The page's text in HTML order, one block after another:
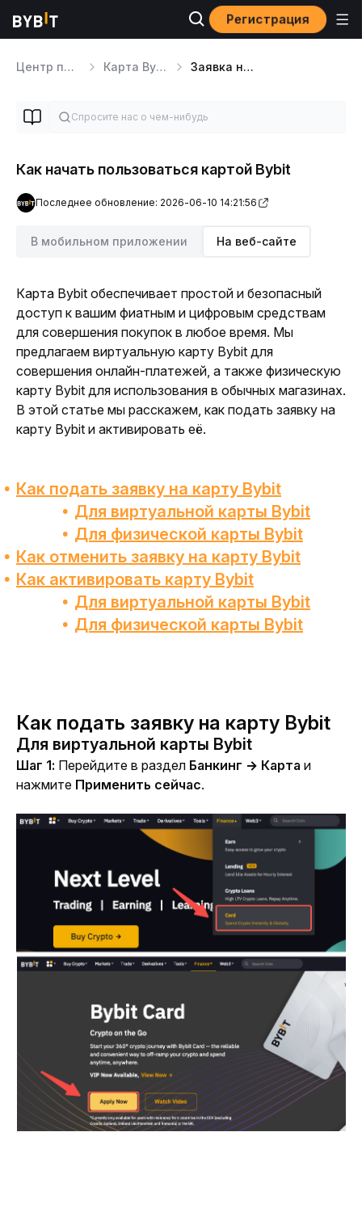
Регистрация
Центр помощи Карта Bybit Заявка на получение карты Bybit
Как начать пользоваться картой Bybit
Последнее обновление: 2026-06-10 14:21:56
В мобильном приложении На веб-сайте
Карта Bybit обеспечивает простой и безопасный
доступ к вашим фиатным и цифровым средствам
для совершения покупок в любое время. Мы
предлагаем виртуальную карту Bybit для
совершения онлайн-платежей, а также физическую
карту Bybit для использования в обычных магазинах.
В этой статье мы расскажем, как подать заявку на
карту Bybit и активировать её.
Как подать заявку на карту Bybit
Для виртуальной карты Bybit
Для физической карты Bybit
Как отменить заявку на карту Bybit
Как активировать карту Bybit
Для виртуальной карты Bybit
Для физической карты Bybit
Как подать заявку на карту Bybit
Для виртуальной карты Bybit
Шаг 1: Перейдите в раздел Банкинг → Карта и
нажмите Применить сейчас.